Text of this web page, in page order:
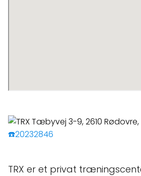
☎️20232846
TRX er et privat